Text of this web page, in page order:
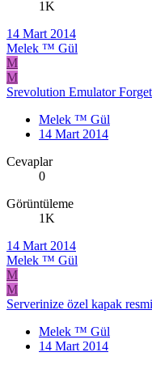
1K
14 Mart 2014
Melek ™ Gül
M
M
Srevolution Emulator
Melek ™ Gül
14 Mart 2014
Cevaplar
0
Görüntüleme
1K
14 Mart 2014
Melek ™ Gül
M
M
Serverinize özel kapak resmi
Melek ™ Gül
14 Mart 2014